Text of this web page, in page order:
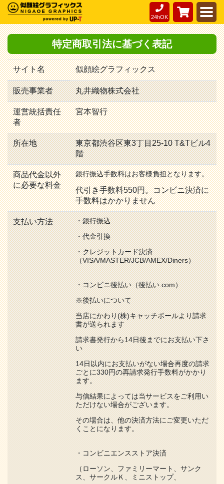
24hOK
特定商取引法に基づく表記
サイト名 似顔絵グラフィックス
販売事業者 丸井織物株式会社
運営統括責任
者
宮本智行
所在地
東京都渋谷区東3丁目25-10 T&Tビル4
階
商品代金以外
に必要な料金
銀行振込手数料はお客様負担となります。
代引き手数料550円。コンビニ決済に
手数料はかかりません
支払い方法
・銀行振込
・代金引換
・クレジットカード決済
（VISA/MASTER/JCB/AMEX/Diners）
・コンビニ後払い（後払い.com）
※後払いについて
当店にかわり(株)キャッチボールより請求
書が送られます
請求書発行から14日後までにお支払い下さ
い
14日以内にお支払いがない場合再度の請求
ごとに330円の再請求発行手数料がかかり
ます。
与信結果によっては当サービスをご利用い
ただけない場合がございます。
その場合は、他の決済方法にご変更いただ
くことになります。
・コンビニエンスストア決済
（ローソン、ファミリーマート、サンク
ス、サークルＫ、ミニストップ、